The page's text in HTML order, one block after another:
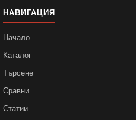
НАВИГАЦИЯ
Начало
Каталог
Търсене
Сравни
Статии